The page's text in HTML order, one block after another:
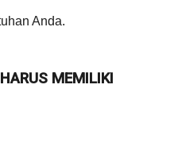
Anda.
MEMILIKI